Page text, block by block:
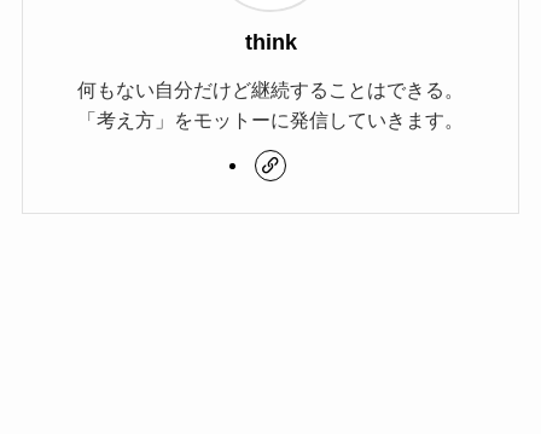
think
何もない自分だけど継続することはできる。
「考え方」をモットーに発信していきます。